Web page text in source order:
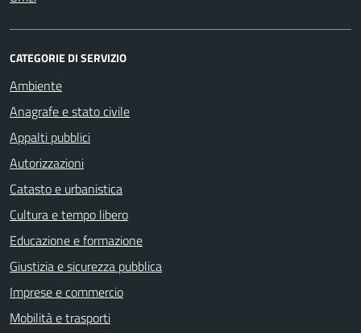
CATEGORIE DI SERVIZIO
Ambiente
Anagrafe e stato civile
Appalti pubblici
Autorizzazioni
Catasto e urbanistica
Cultura e tempo libero
Educazione e formazione
Giustizia e sicurezza pubblica
Imprese e commercio
Mobilità e trasporti